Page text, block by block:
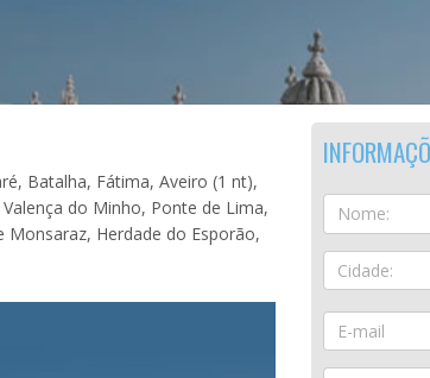
Batalha, Fátima, Aveiro (1 nt),
do Minho, Ponte de Lima,
Monsaraz, Herdade do Esporão,